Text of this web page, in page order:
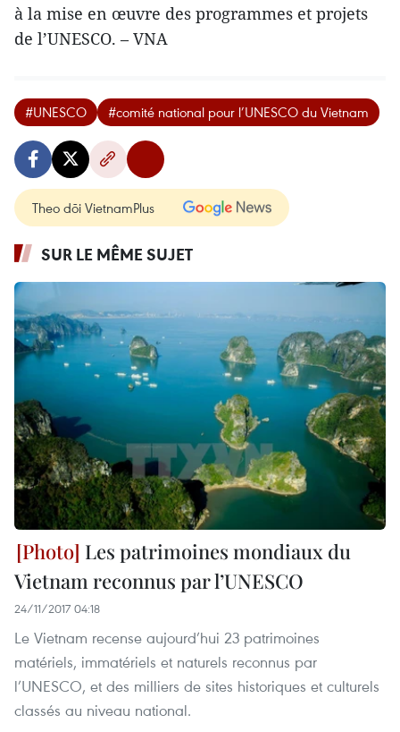
à la mise en œuvre des programmes et projets
de l’UNESCO. – VNA
#UNESCO #comité national pour l’UNESCO du Vietnam
Theo dõi VietnamPlus
SUR LE MÊME SUJET
Les patrimoines mondiaux du
Vietnam reconnus par l’UNESCO
24/11/2017 04:18
Le Vietnam recense aujourd’hui 23 patrimoines
matériels, immatériels et naturels reconnus par
l’UNESCO, et des milliers de sites historiques et culturels
classés au niveau national.